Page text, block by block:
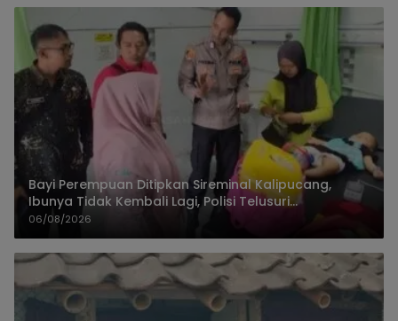
Bayi Perempuan Ditipkan Sireminal Kalipucang,
Ibunya Tidak Kembali Lagi, Polisi Telusuri
Keberadaan Orang Tua
06/08/2026